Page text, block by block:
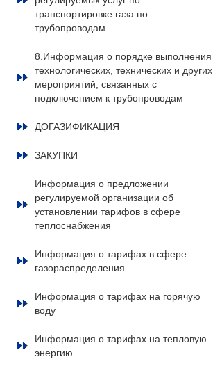
транспортировке газа по
трубопроводам
8.Информация о порядке выполнения
технологических, технических и других
мероприятий, связанных с
подключением к трубопроводам
ДОГАЗИФИКАЦИЯ
ЗАКУПКИ
Информация о предложении
регулируемой организации об
установлении тарифов в сфере
теплоснабжения
Информация о тарифах в сфере
газораспределения
Информация о тарифах на горячую
воду
Информация о тарифах на тепловую
энергию